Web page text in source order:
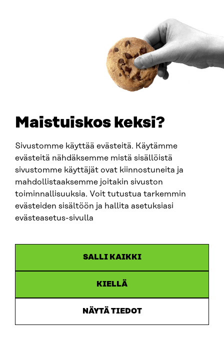
Maistuiskos keksi?
Sivustomme käyttää evästeitä. Käytämme
evästeitä nähdäksemme mistä sisällöistä
sivustomme käyttäjät ovat kiinnostuneita ja
mahdollistaaksemme joitakin sivuston
toiminnallisuuksia. Voit tutustua tarkemmin
evästeiden sisältöön ja hallita asetuksiasi
evästeasetus-sivulla
SALLI KAIKKI
KIELLÄ
NÄYTÄ TIEDOT
SITRA SOSIAALISESSA MEDIASSA
LinkedIn
Instagram
YouTube
Saavutettavuusseloste
Asiakirjajulkisuus